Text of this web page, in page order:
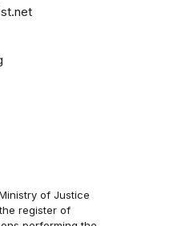
of Justice
register of